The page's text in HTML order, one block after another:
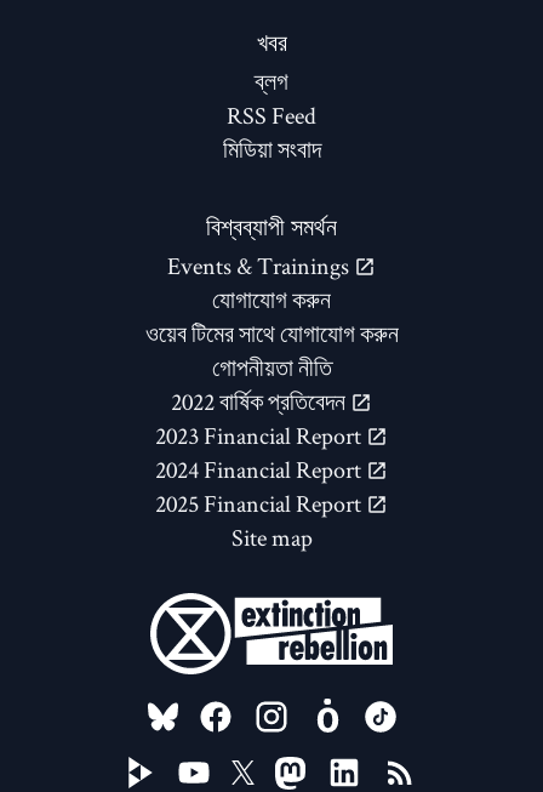
খবর
ব্লগ
RSS Feed
মিডিয়া সংবাদ
বিশ্বব্যাপী সমর্থন
Events & Trainings
যোগাযোগ করুন
ওয়েব টিমের সাথে যোগাযোগ করুন
গোপনীয়তা নীতি
2022 বার্ষিক প্রতিবেদন
2023 Financial Report
2024 Financial Report
2025 Financial Report
Site map
FOLLOW US ON